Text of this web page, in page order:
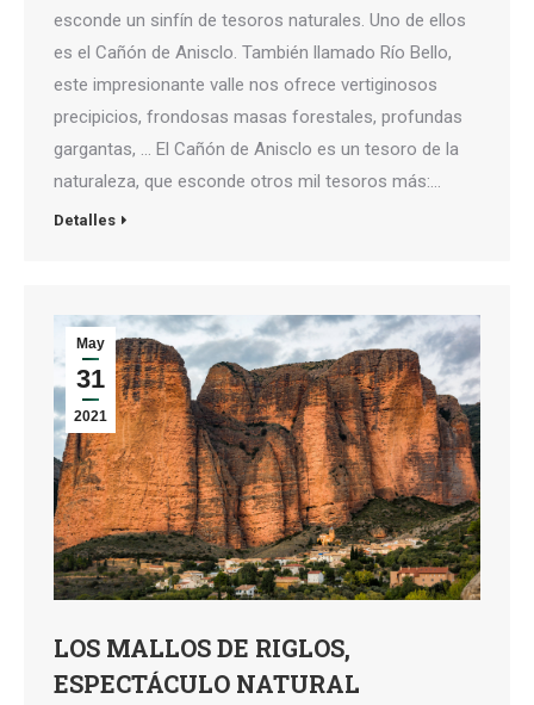
esconde un sinfín de tesoros naturales. Uno de ellos
es el Cañón de Anisclo. También llamado Río Bello,
este impresionante valle nos ofrece vertiginosos
precipicios, frondosas masas forestales, profundas
gargantas, … El Cañón de Anisclo es un tesoro de la
naturaleza, que esconde otros mil tesoros más:…
Detalles
May
31
2021
LOS MALLOS DE RIGLOS,
ESPECTÁCULO NATURAL